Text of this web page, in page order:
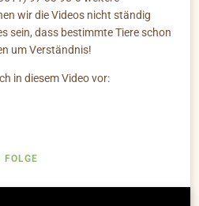
wir die Videos nicht ständig
sein, dass bestimmte Tiere schon
um Verständnis!
in diesem Video vor:
(04:01)
vermittelt (06:57)
FOLGE